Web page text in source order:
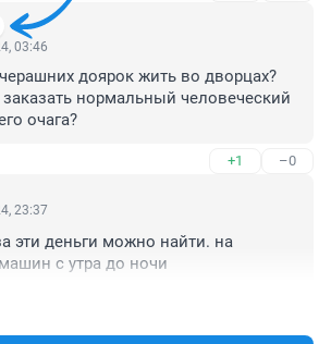
03:46
доярок жить во дворцах?
нормальный человеческий
очага?
+1 –0
23:37
эти деньги можно найти. на
с утра до ночи